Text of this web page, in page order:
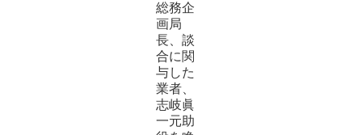
総務企
画局
長、談
合に関
与した
業者、
志岐眞
一元助